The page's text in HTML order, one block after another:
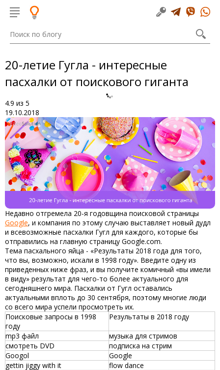
20-летие Гугла - интересные
пасхалки от поискового гиганта
4.9 из 5
19.10.2018
Недавно отгремела 20-я годовщина поисковой страницы
Google, и компания по этому случаю выставляет новый дудл
и всевозможные пасхалки Гугл для каждого, которые бы
отправились на главную страницу Google.com.
Тема пасхального яйца - «Результаты 2018 года для того,
что вы, возможно, искали в 1998 году». Введите одну из
приведенных ниже фраз, и вы получите комичный «вы имели
в виду» результат для чего-то более актуального для
сегодняшнего мира. Пасхалки от Гугл оставались
актуальными вплоть до 30 сентября, поэтому многие люди
со всего мира успели просмотреть их.
Поисковые запросы в 1998
году
Результаты в 2018 году
mp3 файл
музыка для стримов
смотреть DVD
подписка на стрим
Googol
Google
gettin jiggy with it
flow dance